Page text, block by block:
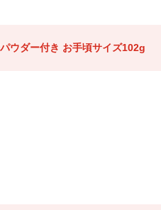
ウダー付き お手頃サイズ102g